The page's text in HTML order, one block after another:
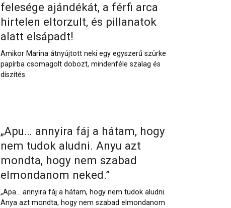
felesége ajándékát, a férfi arca
hirtelen eltorzult, és pillanatok
alatt elsápadt!
Amikor Marina átnyújtott neki egy egyszerű szürke
papírba csomagolt dobozt, mindenféle szalag és
díszítés
„Apu… annyira fáj a hátam, hogy
nem tudok aludni. Anyu azt
mondta, hogy nem szabad
elmondanom neked.”
„Apa… annyira fáj a hátam, hogy nem tudok aludni.
Anya azt mondta, hogy nem szabad elmondanom